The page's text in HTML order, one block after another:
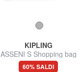
KIPLING
ASSENI S Shopping bag
con tracolla
60% SALDI